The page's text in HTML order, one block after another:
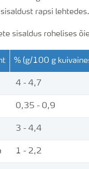
rapsi lehtedes.
sisaldus rohelises
% (g/100 g
4 - 4,7
0,35 - 0,9
3 - 4,4
1 - 2,2